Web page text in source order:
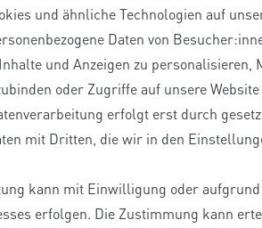
und ähnliche Technologien auf
Daten von
und Anzeigen zu personalisieren,
oder Zugriffe auf unsere Website
erfolgt erst durch
mit Dritten, die wir in den
kann mit Einwilligung oder
erfolgen. Die Zustimmung kann